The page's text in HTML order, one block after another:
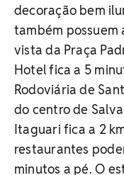
decoração bem
também possuem
vista da Praça
Hotel fica a 5
Rodoviária de
do centro de
Itaguari fica a 2
restaurantes
minutos a pé. O